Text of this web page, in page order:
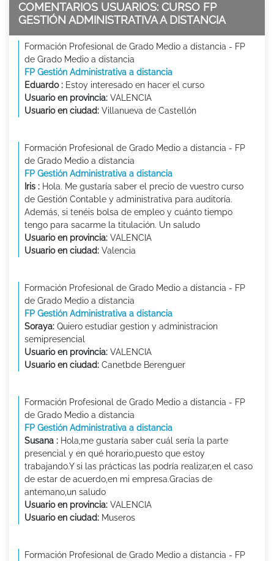
COMENTARIOS USUARIOS: CURSO FP
GESTIÓN ADMINISTRATIVA A DISTANCIA
Formación Profesional de Grado Medio a distancia - FP
de Grado Medio a distancia
FP Gestión Administrativa a distancia
Eduardo : Estoy interesado en hacer el curso
Usuario en provincia: VALENCIA
Usuario en ciudad: Villanueva de Castellón
Formación Profesional de Grado Medio a distancia - FP
de Grado Medio a distancia
FP Gestión Administrativa a distancia
Iris : Hola. Me gustaría saber el precio de vuestro curso
de Gestión Contable y administrativa para auditoría.
Además, si tenéis bolsa de empleo y cuánto tiempo
tengo para sacarme la titulación. Un saludo
Usuario en provincia: VALENCIA
Usuario en ciudad: Valencia
Formación Profesional de Grado Medio a distancia - FP
de Grado Medio a distancia
FP Gestión Administrativa a distancia
Soraya: Quiero estudiar gestion y administracion
semipresencial
Usuario en provincia: VALENCIA
Usuario en ciudad: Canetbde Berenguer
Formación Profesional de Grado Medio a distancia - FP
de Grado Medio a distancia
FP Gestión Administrativa a distancia
Susana : Hola,me gustaría saber cuál sería la parte
presencial y en qué horario,puesto que estoy
trabajando.Y si las prácticas las podría realizar,en el caso
de estar de acuerdo,en mi empresa.Gracias de
antemano,un saludo
Usuario en provincia: VALENCIA
Usuario en ciudad: Museros
Formación Profesional de Grado Medio a distancia - FP